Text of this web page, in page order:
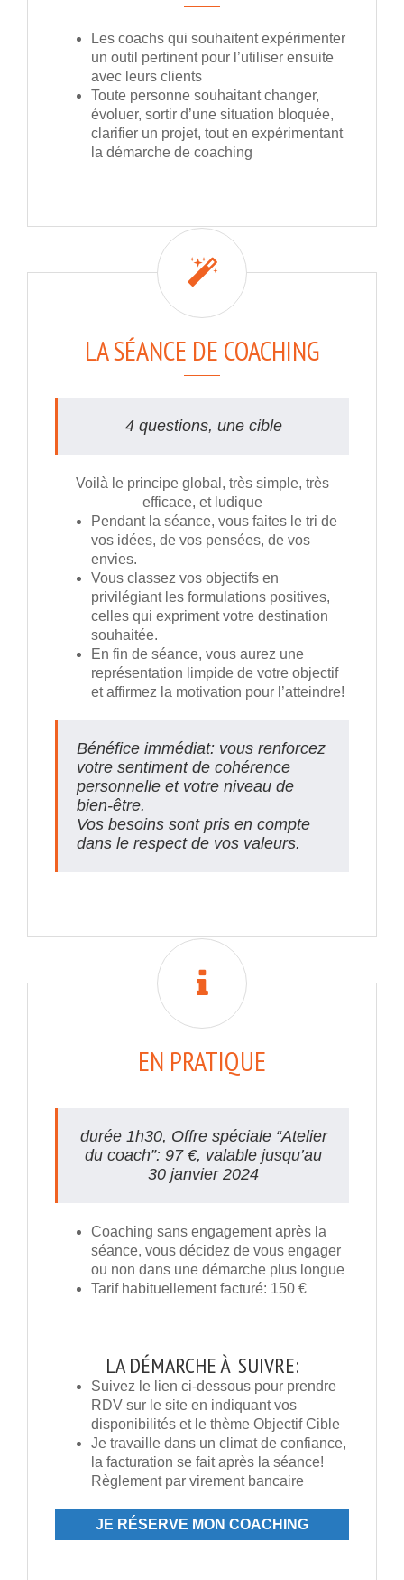
Les coachs qui souhaitent expérimenter
un outil pertinent pour l’utiliser ensuite
avec leurs clients
Toute personne souhaitant changer,
évoluer, sortir d’une situation bloquée,
clarifier un projet, tout en expérimentant
la démarche de coaching
LA SÉANCE DE COACHING
4 questions, une cible
Voilà le principe global, très simple, très
efficace, et ludique
Pendant la séance, vous faites le tri de
vos idées, de vos pensées, de vos
envies.
Vous classez vos objectifs en
privilégiant les formulations positives,
celles qui expriment votre destination
souhaitée.
En fin de séance, vous aurez une
représentation limpide de votre objectif
et affirmez la motivation pour l’atteindre!
Bénéfice immédiat: vous renforcez
votre sentiment de cohérence
personnelle et votre niveau de
bien-être.
Vos besoins sont pris en compte
dans le respect de vos valeurs.
EN PRATIQUE
durée 1h30, Offre spéciale “Atelier
du coach”: 97 €, valable jusqu’au
30 janvier 2024
Coaching sans engagement après la
séance, vous décidez de vous engager
ou non dans une démarche plus longue
Tarif habituellement facturé: 150 €
LA DÉMARCHE À SUIVRE:
Suivez le lien ci-dessous pour prendre
RDV sur le site en indiquant vos
disponibilités et le thème Objectif Cible
Je travaille dans un climat de confiance,
la facturation se fait après la séance!
Règlement par virement bancaire
JE RÉSERVE MON COACHING